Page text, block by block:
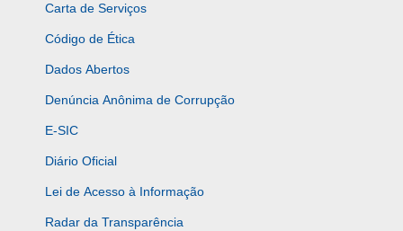
Carta de Serviços
Código de Ética
Dados Abertos
Denúncia Anônima de Corrupção
E-SIC
Diário Oficial
Lei de Acesso à Informação
Radar da Transparência